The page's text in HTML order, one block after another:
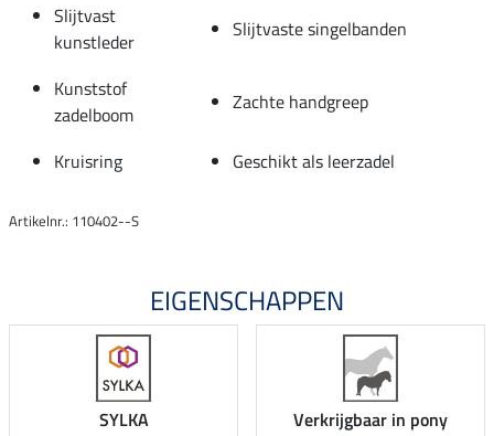
Slijtvast
kunstleder
Slijtvaste singelbanden
Kunststof
zadelboom
Zachte handgreep
Kruisring Geschikt als leerzadel
Artikelnr.: 110402--S
EIGENSCHAPPEN
SYLKA Verkrijgbaar in pony